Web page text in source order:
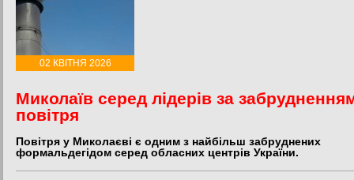
02 КВІТНЯ 2026
Миколаїв серед лідерів за
повітря
Повітря у Миколаєві є одним з найбільш забруднених
формальдегідом серед обласних центрів України.